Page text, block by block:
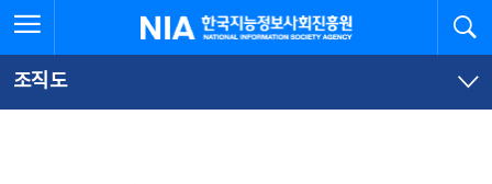
문
로
가
체
뉴
바
가
한국지능정보사회진흥원
조직도